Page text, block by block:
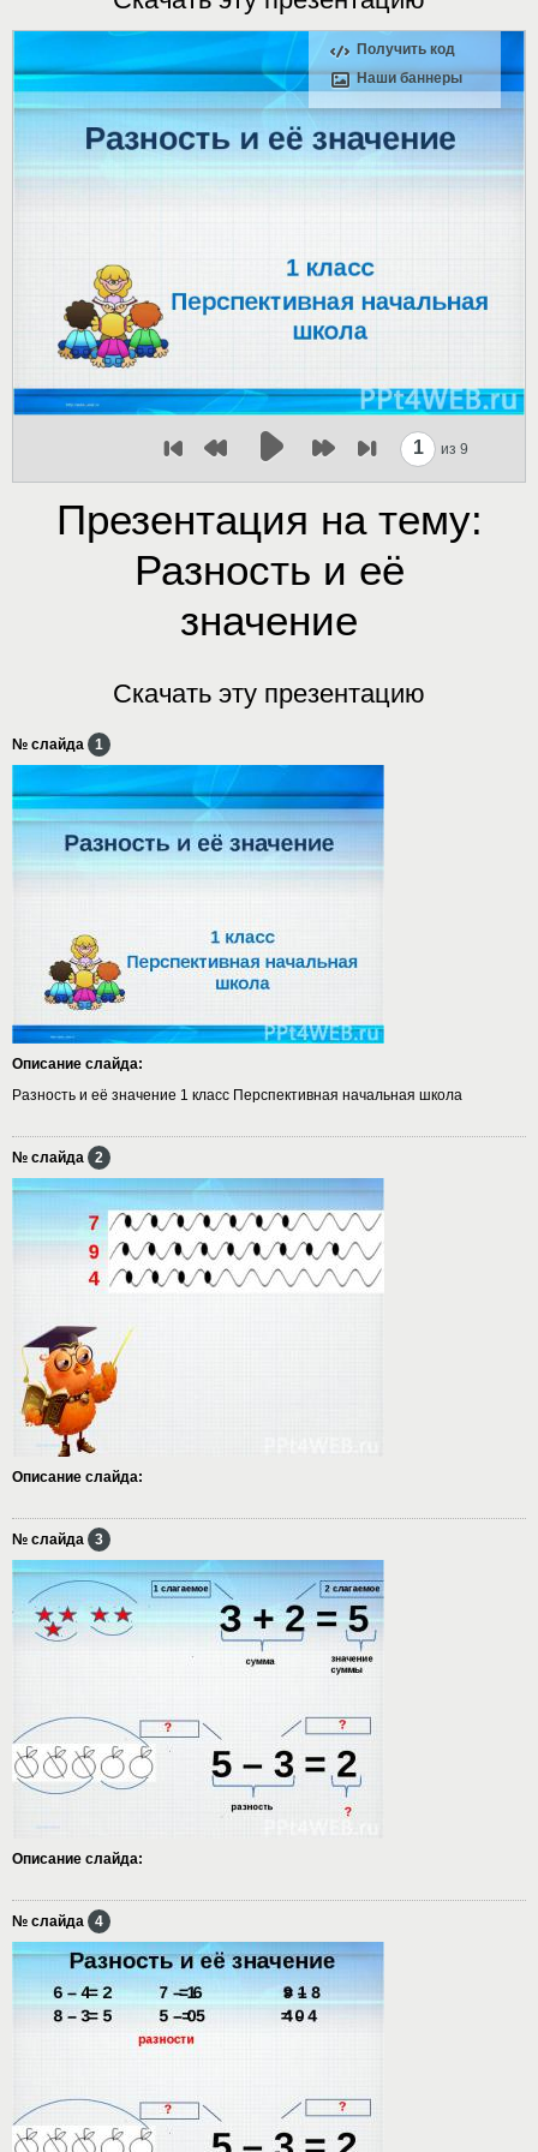
Получить код
Наши баннеры
1 из 9
Презентация на тему:
Разность и её
значение
Скачать эту презентацию
№ слайда 1
Описание слайда:
Разность и её значение 1 класс Перспективная начальная школа
№ слайда 2
Описание слайда:
№ слайда 3
Описание слайда:
№ слайда 4